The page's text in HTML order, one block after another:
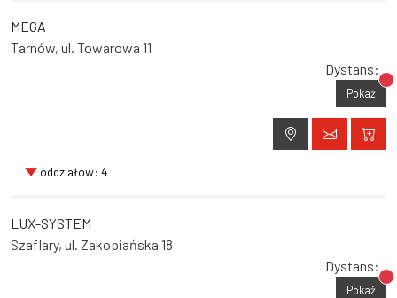
MEGA
Tarnów, ul. Towarowa 11
Dystans:
Pokaż
oddziałów: 4
LUX-SYSTEM
Szaflary, ul. Zakopiańska 18
Dystans:
Pokaż